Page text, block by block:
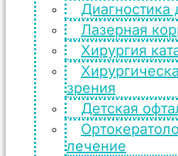
Диагностика
Лазерная
Хирургия
зрения
Детская
лечение